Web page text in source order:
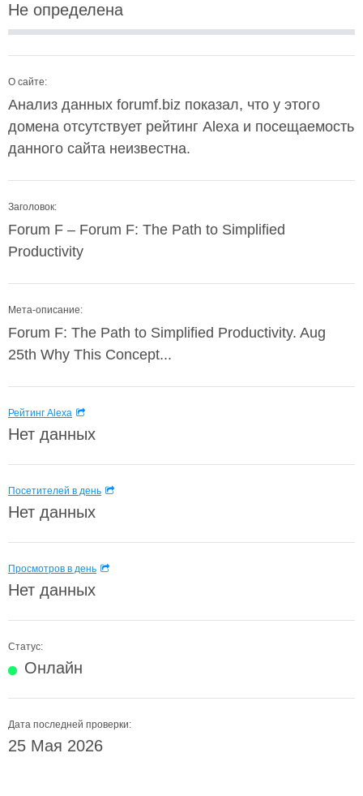
Не определена
О сайте:
Анализ данных forumf.biz показал, что у этого
домена отсутствует рейтинг Alexa и посещаемость
данного сайта неизвестна.
Заголовок:
Forum F – Forum F: The Path to Simplified
Productivity
Мета-описание:
Forum F: The Path to Simplified Productivity. Aug
25th Why This Concept...
Рейтинг Alexa
Нет данных
Посетителей в день
Нет данных
Просмотров в день
Нет данных
Статус:
Онлайн
Дата последней проверки:
25 Мая 2026